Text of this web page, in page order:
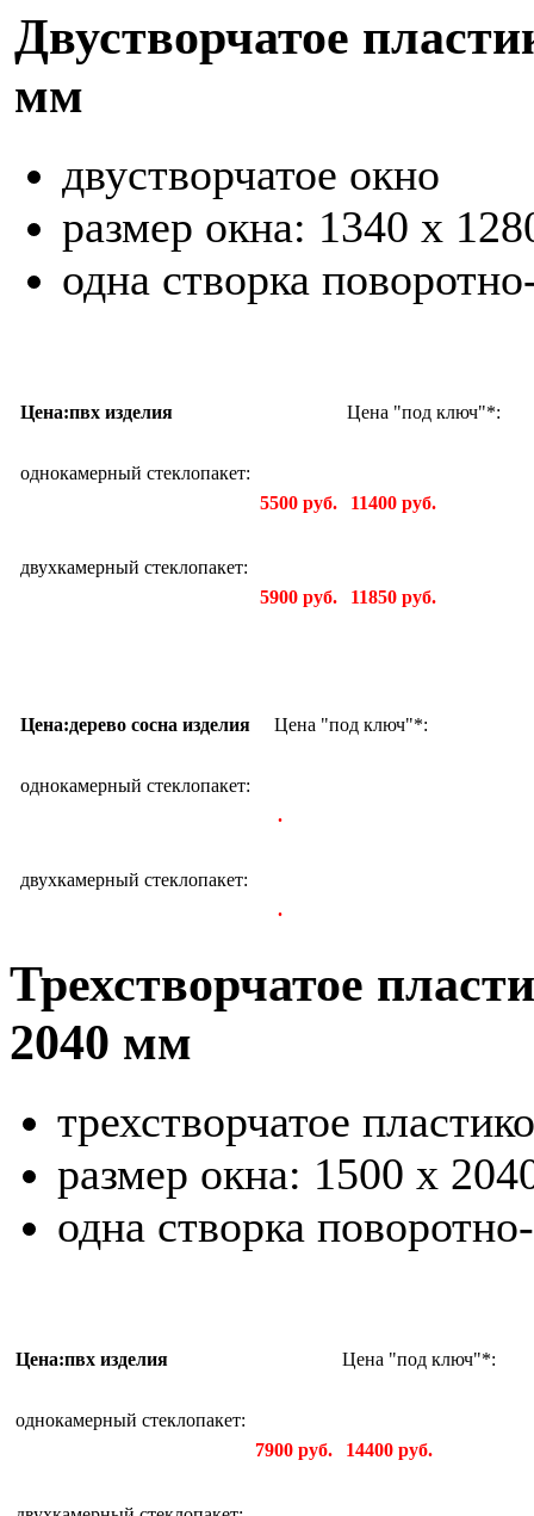
Двустворчатое
мм
двустворчатое окно
размер окна: 1340
одна створка
Цена:пвх изделия Цена "под ключ"*:
однокамерный стеклопакет:
5500 руб.
11400 руб.
двухкамерный стеклопакет:
5900 руб.
11850 руб.
Цена:дерево сосна изделия Цена "под ключ"*:
однокамерный стеклопакет:
.
двухкамерный стеклопакет:
.
Трехстворчатое
2040 мм
трехстворчатое
размер окна: 1500 х
одна створка
Цена:пвх изделия Цена "под ключ"*:
однокамерный стеклопакет:
7900 руб.
14400 руб.